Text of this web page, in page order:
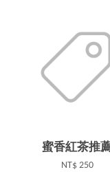
蜜香紅茶推
NT$ 250